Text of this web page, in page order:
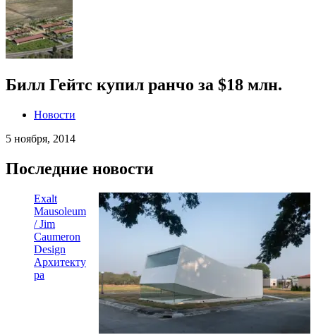
Билл Гейтс купил ранчо за $18 млн.
Новости
5 ноября, 2014
Последние новости
Exalt
Mausoleum
/ Jim
Caumeron
Design
Архитекту
ра